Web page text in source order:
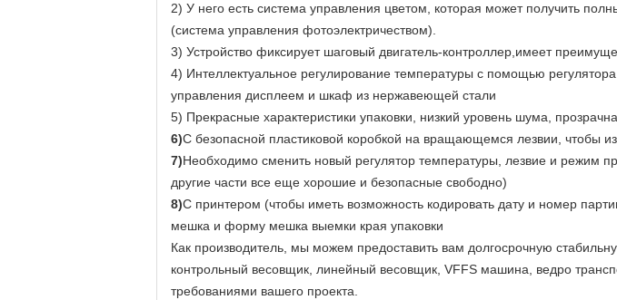
2) У него есть система управления цветом, которая может получить
(система управления фотоэлектричеством).
3) Устройство фиксирует шаговый двигатель-контроллер,имеет
4) Интеллектуальное регулирование температуры с помощью
управления дисплеем и шкаф из нержавеющей стали
5) Прекрасные характеристики упаковки, низкий уровень шума,
6)С безопасной пластиковой коробкой на вращающемся лезвии, чтобы
7)Необходимо сменить новый регулятор температуры, лезвие и режим
другие части все еще хорошие и безопасные свободно)
8)С принтером (чтобы иметь возможность кодировать дату и номер
мешка и форму мешка выемки края упаковки
Как производитель, мы можем предоставить вам долгосрочную
контрольный весовщик, линейный весовщик, VFFS машина, ведро
требованиями вашего проекта.